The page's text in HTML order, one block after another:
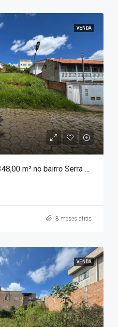
VENDA
VENDA – Terreno de 348,00 m² no bairro Serra Azul!!!
8 meses atrás
VENDA